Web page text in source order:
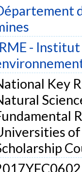
fiber content or
and it's better to
slight influence on the
cemented paste backfill
-
Key